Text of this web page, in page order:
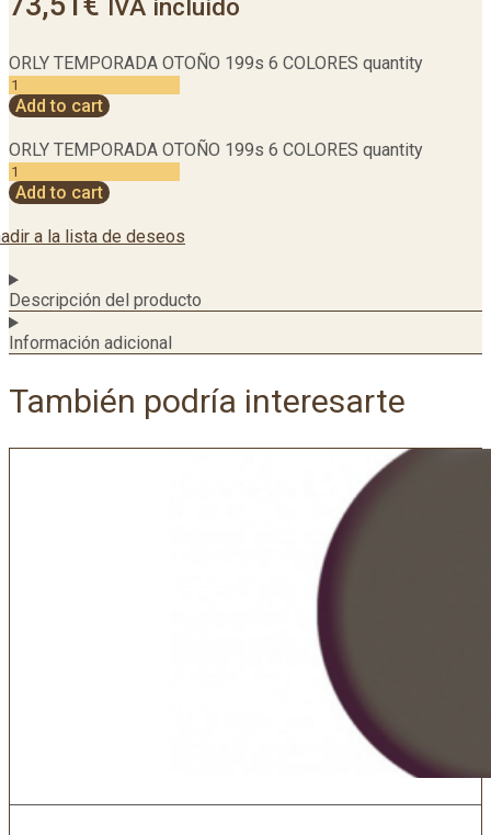
IVA incluido
ORLY TEMPORADA OTOÑO 199s 6 COLORES quantity
Add to cart
ORLY TEMPORADA OTOÑO 199s 6 COLORES quantity
Add to cart
a la lista de deseos
Descripción del producto
Información adicional
También podría interesarte